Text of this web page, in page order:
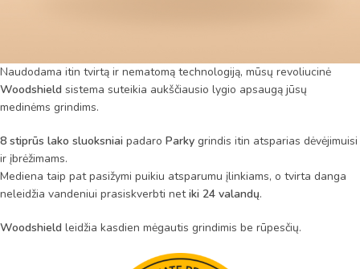
Naudodama itin tvirtą ir nematomą technologiją, mūsų revoliucinė
Woodshield sistema suteikia aukščiausio lygio apsaugą jūsų
medinėms grindims.
8 stiprūs lako sluoksniai padaro Parky grindis itin atsparias dėvėjimuisi
ir įbrėžimams.
Mediena taip pat pasižymi puikiu atsparumu įlinkiams, o tvirta danga
neleidžia vandeniui prasiskverbti netiki 24 valandų.
Woodshield leidžia kasdien mėgautis grindimis be rūpesčių.